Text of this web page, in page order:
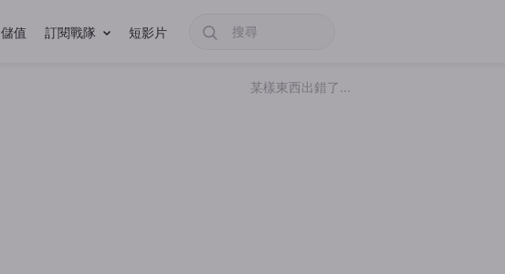
儲值 訂閱戰隊 短影片
某樣東西出錯了...